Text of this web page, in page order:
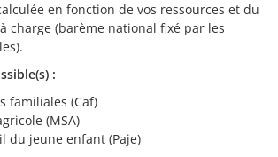
en fonction de vos ressources et du
charge (barème national fixé par les
:
familiales (Caf)
(MSA)
du jeune enfant (Paje)